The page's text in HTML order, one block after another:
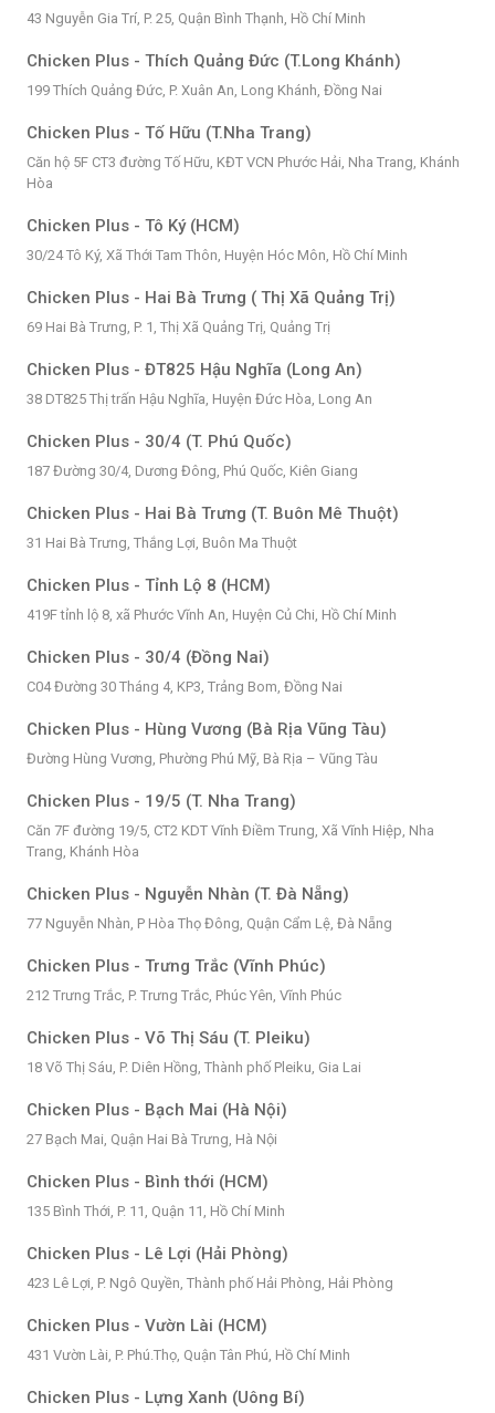
43 Nguyễn Gia Trí, P. 25, Quận Bình Thạnh, Hồ Chí Minh
Chicken Plus - Thích Quảng Đức (T.Long Khánh)
199 Thích Quảng Đức, P. Xuân An, Long Khánh, Đồng Nai
Chicken Plus - Tố Hữu (T.Nha Trang)
Căn hộ 5F CT3 đường Tố Hữu, KĐT VCN Phước Hải, Nha Trang, Khánh
Hòa
Chicken Plus - Tô Ký (HCM)
30/24 Tô Ký, Xã Thới Tam Thôn, Huyện Hóc Môn, Hồ Chí Minh
Chicken Plus - Hai Bà Trưng ( Thị Xã Quảng Trị)
69 Hai Bà Trưng, P. 1, Thị Xã Quảng Trị, Quảng Trị
Chicken Plus - ĐT825 Hậu Nghĩa (Long An)
38 DT825 Thị trấn Hậu Nghĩa, Huyện Đức Hòa, Long An
Chicken Plus - 30/4 (T. Phú Quốc)
187 Đường 30/4, Dương Đông, Phú Quốc, Kiên Giang
Chicken Plus - Hai Bà Trưng (T. Buôn Mê Thuột)
31 Hai Bà Trưng, Thắng Lợi, Buôn Ma Thuột
Chicken Plus - Tỉnh Lộ 8 (HCM)
419F tỉnh lộ 8, xã Phước Vĩnh An, Huyện Củ Chi, Hồ Chí Minh
Chicken Plus - 30/4 (Đồng Nai)
C04 Đường 30 Tháng 4, KP3, Trảng Bom, Đồng Nai
Chicken Plus - Hùng Vương (Bà Rịa Vũng Tàu)
Đường Hùng Vương, Phường Phú Mỹ, Bà Rịa – Vũng Tàu
Chicken Plus - 19/5 (T. Nha Trang)
Căn 7F đường 19/5, CT2 KDT Vĩnh Điềm Trung, Xã Vĩnh Hiệp, Nha
Trang, Khánh Hòa
Chicken Plus - Nguyễn Nhàn (T. Đà Nẵng)
77 Nguyễn Nhàn, P Hòa Thọ Đông, Quận Cẩm Lệ, Đà Nẵng
Chicken Plus - Trưng Trắc (Vĩnh Phúc)
212 Trưng Trắc, P. Trưng Trắc, Phúc Yên, Vĩnh Phúc
Chicken Plus - Võ Thị Sáu (T. Pleiku)
18 Võ Thị Sáu, P. Diên Hồng, Thành phố Pleiku, Gia Lai
Chicken Plus - Bạch Mai (Hà Nội)
27 Bạch Mai, Quận Hai Bà Trưng, Hà Nội
Chicken Plus - Bình thới (HCM)
135 Bình Thới, P. 11, Quận 11, Hồ Chí Minh
Chicken Plus - Lê Lợi (Hải Phòng)
423 Lê Lợi, P. Ngô Quyền, Thành phố Hải Phòng, Hải Phòng
Chicken Plus - Vườn Lài (HCM)
431 Vườn Lài, P. Phú.Thọ, Quận Tân Phú, Hồ Chí Minh
Chicken Plus - Lựng Xanh (Uông Bí)